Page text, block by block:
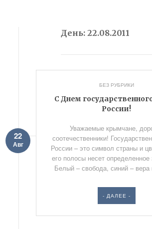
День:22.08.2011
БЕЗ РУБРИКИ
С Днем
России!
22
Авг
Уважаемые крымчане,
соотечественники!
России – это символ страны и
его полосы несет определенное
Белый – свобода, синий – вера
- ДАЛЕЕ -